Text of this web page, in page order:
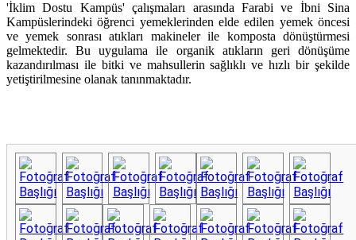
'İklim Dostu Kampüs' çalışmaları arasında Farabi ve İbni Sina
Kampüslerindeki öğrenci yemeklerinden elde edilen yemek öncesi
ve yemek sonrası atıkları makineler ile komposta dönüştürmesi
gelmektedir. Bu uygulama ile organik atıkların geri dönüşüme
kazandırılması ile bitki ve mahsullerin sağlıklı ve hızlı bir şekilde
yetiştirilmesine olanak tanınmaktadır.